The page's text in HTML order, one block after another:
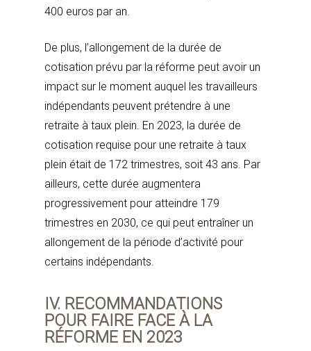
400 euros par an.
De plus, l’allongement de la durée de
cotisation prévu par la réforme peut avoir un
impact sur le moment auquel les travailleurs
indépendants peuvent prétendre à une
retraite à taux plein. En 2023, la durée de
cotisation requise pour une retraite à taux
plein était de 172 trimestres, soit 43 ans. Par
ailleurs, cette durée augmentera
progressivement pour atteindre 179
trimestres en 2030, ce qui peut entraîner un
allongement de la période d’activité pour
certains indépendants.
IV. RECOMMANDATIONS
POUR FAIRE FACE À LA
RÉFORME EN 2023